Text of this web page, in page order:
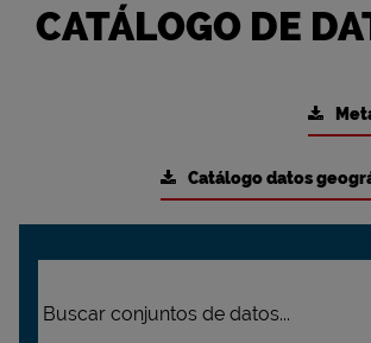
CATÁLOGO DE
Catálogo datos